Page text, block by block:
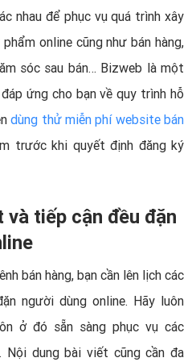
nhau để phục vụ quá trình xây
online cũng như bán hàng,
sóc sau bán… Bizweb là một
ứng cho bạn về quy trình hỗ
dùng thử miễn phí website bán
trước khi quyết định đăng ký
và tiếp cận đều đặn
bán hàng, bạn cần lên lịch các
người dùng online. Hãy luôn
ở đó sẵn sàng phục vụ các
dung bài viết cũng cần đa